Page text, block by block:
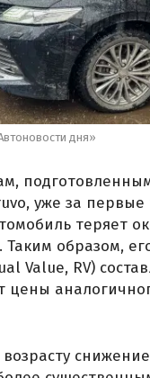
дня»
уже за первые
теряет
Таким образом,
Value, RV)
цены